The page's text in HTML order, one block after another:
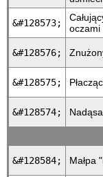
&#128573;
oczami
&#128576;
&#128575;
&#128574;
&#128584; Małpa